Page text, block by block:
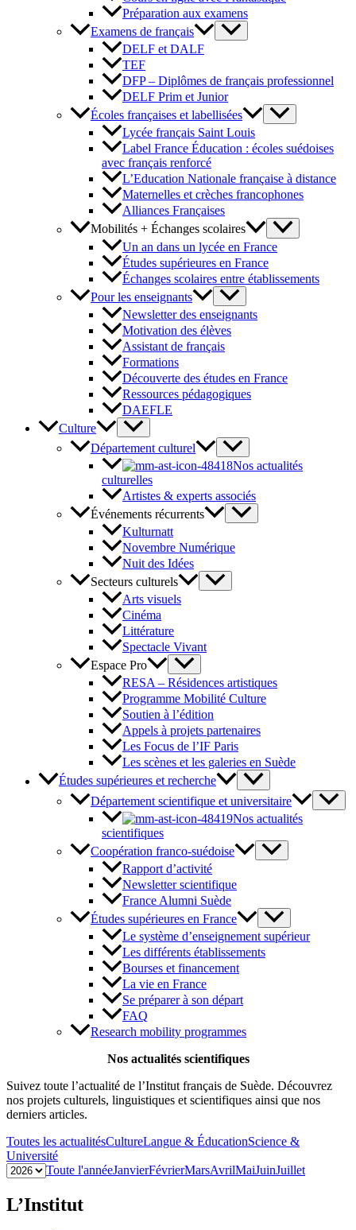
Préparation aux examens
Examens de français
DELF et DALF
TEF
DFP – Diplômes de français professionnel
DELF Prim et Junior
Écoles françaises et labellisées
Lycée français Saint Louis
Label France Éducation : écoles suédoises
avec français renforcé
L’Education Nationale française à distance
Maternelles et crèches francophones
Alliances Françaises
Mobilités + Échanges scolaires
Un an dans un lycée en France
Études supérieures en France
Échanges scolaires entre établissements
Pour les enseignants
Newsletter des enseignants
Motivation des élèves
Assistant de français
Formations
Découverte des études en France
Ressources pédagogiques
DAEFLE
Culture
Département culturel
Nos actualités
culturelles
Artistes & experts associés
Événements récurrents
Kulturnatt
Novembre Numérique
Nuit des Idées
Secteurs culturels
Arts visuels
Cinéma
Littérature
Spectacle Vivant
Espace Pro
RESA – Résidences artistiques
Programme Mobilité Culture
Soutien à l’édition
Appels à projets partenaires
Les Focus de l’IF Paris
Les scènes et les galeries en Suède
Études supérieures et recherche
Département scientifique et universitaire
Nos actualités
scientifiques
Coopération franco-suédoise
Rapport d’activité
Newsletter scientifique
France Alumni Suède
Études supérieures en France
Le système d’enseignement supérieur
Les différents établissements
Bourses et financement
La vie en France
Se préparer à son départ
FAQ
Research mobility programmes
Nos actualités scientifiques
Suivez toute l’actualité de l’Institut français de Suède. Découvrez
nos projets culturels, linguistiques et scientifiques ainsi que nos
derniers articles.
Toutes les actualitésCultureLangue & ÉducationScience &
Université
Toute l'annéeJanvierFévrierMarsAvrilMaiJuinJuillet
L’Institut